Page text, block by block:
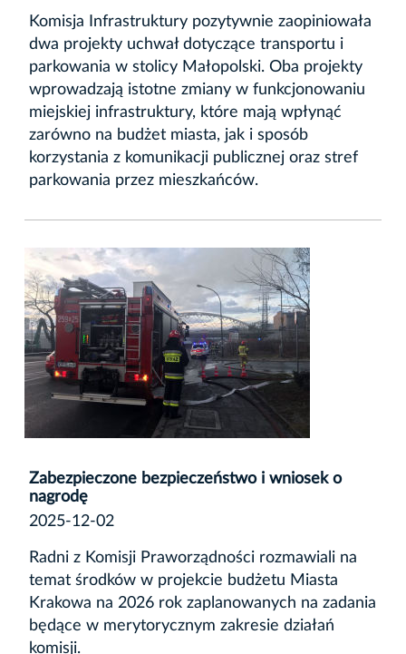
Komisja Infrastruktury pozytywnie zaopiniowała
dwa projekty uchwał dotyczące transportu i
parkowania w stolicy Małopolski. Oba projekty
wprowadzają istotne zmiany w funkcjonowaniu
miejskiej infrastruktury, które mają wpłynąć
zarówno na budżet miasta, jak i sposób
korzystania z komunikacji publicznej oraz stref
parkowania przez mieszkańców.
Zabezpieczone bezpieczeństwo i wniosek o
nagrodę
2025-12-02
Radni z Komisji Praworządności rozmawiali na
temat środków w projekcie budżetu Miasta
Krakowa na 2026 rok zaplanowanych na zadania
będące w merytorycznym zakresie działań
komisji.